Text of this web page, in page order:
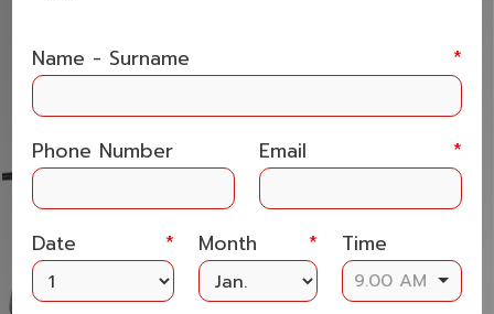
Name - Surname *
Phone Number Email *
Date * Month * Time
9.00 AM